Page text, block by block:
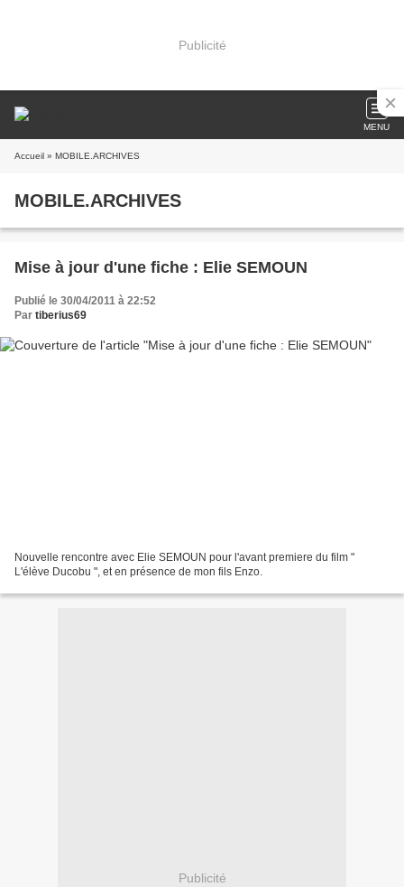
Publicité
MENU
Accueil » MOBILE.ARCHIVES
MOBILE.ARCHIVES
Mise à jour d'une fiche : Elie SEMOUN
Publié le 30/04/2011 à 22:52
Par tiberius69
Nouvelle rencontre avec Elie SEMOUN pour l'avant premiere du film "
L'élève Ducobu ", et en présence de mon fils Enzo.
Publicité